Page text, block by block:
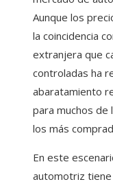
Aunque los
la coincidencia
extranjera que
controladas ha
abaratamiento
para muchos de
los más
En este
automotriz